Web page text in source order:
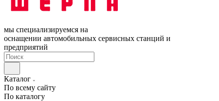
мы специализируемся на
оснащении автомобильных сервисных станций и
предприятий
Каталог
По всему сайту
По каталогу